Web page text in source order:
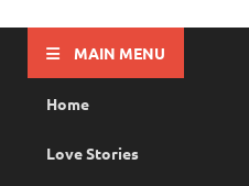
MAIN MENU
Home
Love Stories